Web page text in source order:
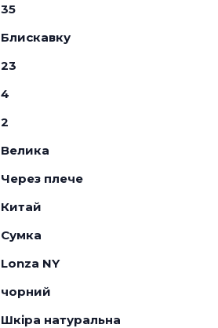
35
Блискавку
23
4
2
Велика
Через плече
Китай
Сумка
Lonza NY
чорний
Шкіра натуральна